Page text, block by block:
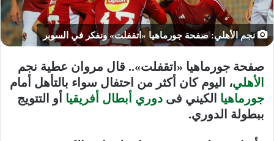
نجم الأهلي: صفحة جورماهيا «اتقفلت» ونفكر في السوبر
صفحة جورماهيا «اتقفلت».. قال مروان عطية نجم
الأهلي، اليوم كان أكثر من احتفال سواء بالتأهل أمام
جورماهيا الكيني فى دوري أبطال أفريقيا أو التتويج
ببطولة الدوري.